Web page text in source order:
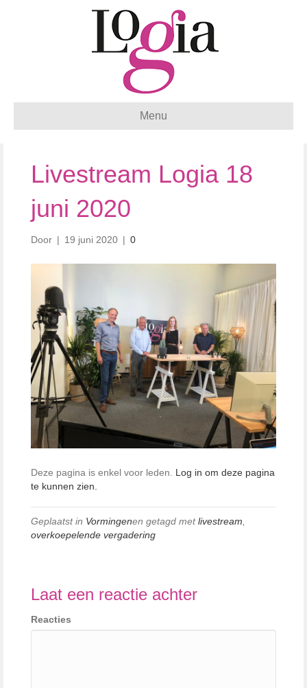
Menu
Livestream Logia 18
juni 2020
Door | 19 juni 2020 | 0
Deze pagina is enkel voor leden. Log in om deze pagina
te kunnen zien.
Geplaatst in Vormingenen getagd metlivestream
overkoepelende vergadering
Laat een reactie achter
Reacties